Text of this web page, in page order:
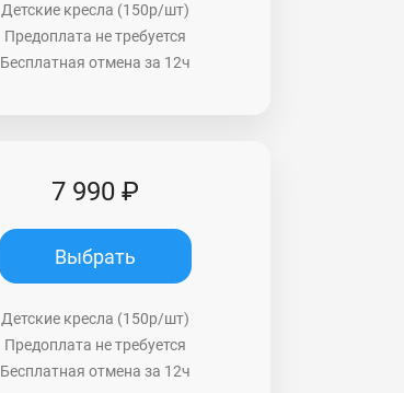
Детские кресла (150р/шт)
Предоплата не требуется
Бесплатная отмена за 12ч
7 990 ₽
Выбрать
Детские кресла (150р/шт)
Предоплата не требуется
Бесплатная отмена за 12ч